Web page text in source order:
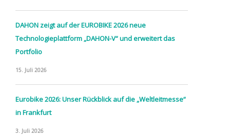
DAHON zeigt auf der EUROBIKE 2026 neue
Technologieplattform „DAHON-V“ und erweitert das
Portfolio
15. Juli 2026
Eurobike 2026: Unser Rückblick auf die „Weltleitmesse“
in Frankfurt
3. Juli 2026